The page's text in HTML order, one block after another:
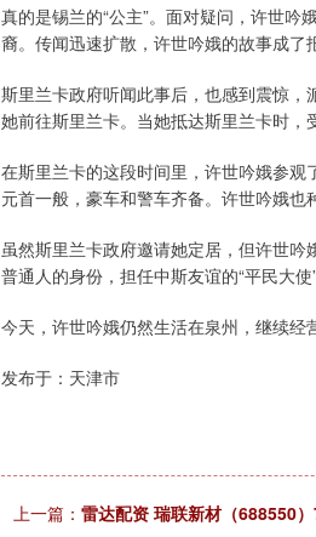
真的是锡兰的“公主”。面对疑问，许世
裔。传闻迅速扩散，许世吟娥的故事成了
斯里兰卡政府听闻此事后，也感到震惊
她前往斯里兰卡。当她抵达斯里兰卡时，
在斯里兰卡的这段时间里，许世吟娥参
元首一般，豪车和警车齐备。许世吟娥也
虽然斯里兰卡政府邀请她定居，但许世
普通人的身份，担任中斯友谊的“平民大使
今天，许世吟娥仍然生活在泉州，继续
发布于：天津市
上一篇： 雷达配资 瑞联新材（688550